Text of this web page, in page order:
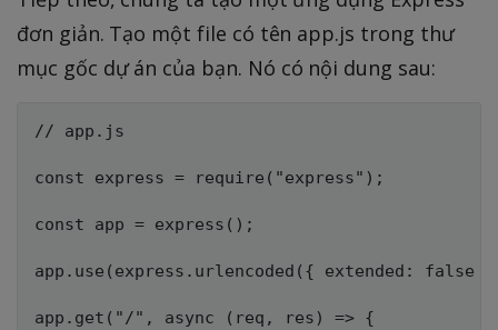
đơn giản. Tạo một file có tên app.js trong thư
mục gốc dự án của bạn. Nó có nội dung sau:
// app.js
const express = require("express");
const app = express();
app.use(express.urlencoded({ extended: false
app.get("/", async (req, res) => {